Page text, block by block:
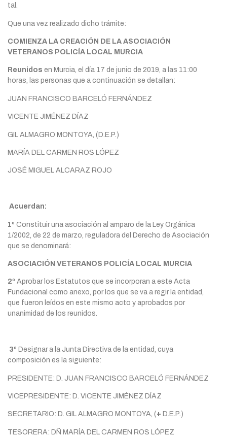
tal.
Que una vez realizado dicho trámite:
COMIENZA LA CREACIÓN DE LA ASOCIACIÓN
VETERANOS POLICÍA LOCAL MURCIA
Reunidos en Murcia, el día 17 de junio de 2019, a las 11:00
horas, las personas que a continuación se detallan:
JUAN FRANCISCO BARCELÓ FERNÁNDEZ
VICENTE JIMÉNEZ DÍAZ
GIL ALMAGRO MONTOYA, (D.E.P.)
MARÍA DEL CARMEN ROS LÓPEZ
JOSÉ MIGUEL ALCARAZ ROJO
Acuerdan:
1º Constituir una asociación al amparo de la Ley Orgánica
1/2002, de 22 de marzo, reguladora del Derecho de Asociación
que se denominará:
ASOCIACIÓN VETERANOS POLICÍA LOCAL MURCIA
2º Aprobar los Estatutos que se incorporan a este Acta
Fundacional como anexo, por los que se va a regir la entidad,
que fueron leídos en este mismo acto y aprobados por
unanimidad de los reunidos.
3º Designar a la Junta Directiva de la entidad, cuya
composición es la siguiente:
PRESIDENTE: D. JUAN FRANCISCO BARCELÓ FERNÁNDEZ
VICEPRESIDENTE: D. VICENTE JIMÉNEZ DÍAZ
SECRETARIO: D. GIL ALMAGRO MONTOYA, (+ D.E.P.)
TESORERA: DÑ MARÍA DEL CARMEN ROS LÓPEZ